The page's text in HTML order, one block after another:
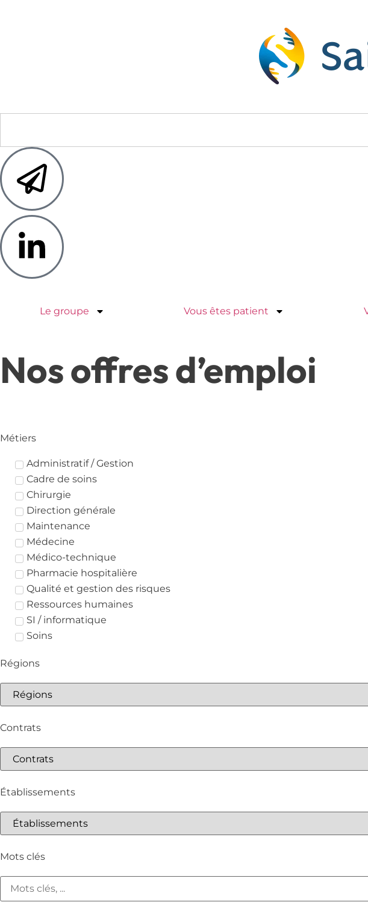
Le groupe Vous êtes patient
Nos offres d’emploi
Métiers
Administratif / Gestion
Cadre de soins
Chirurgie
Direction générale
Maintenance
Médecine
Médico-technique
Pharmacie hospitalière
Qualité et gestion des risques
Ressources humaines
SI / informatique
Soins
Régions
Contrats
Établissements
Mots clés